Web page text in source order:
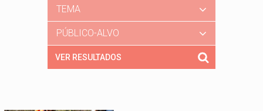
TEMA
PÚBLICO-ALVO